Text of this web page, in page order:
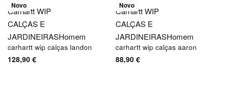
Novo
Carhartt WIP
CALÇAS E
JARDINEIRASHomem
carhartt wip calças landon
128,90 €
Novo
Carhartt WIP
CALÇAS E
JARDINEIRASHomem
carhartt wip calças aaron
88,90 €